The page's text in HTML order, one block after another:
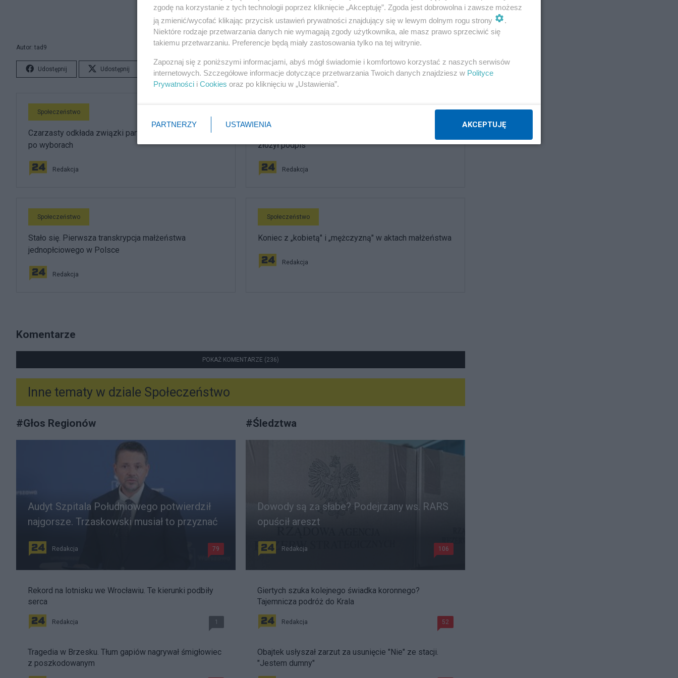
Autor: tad9
Udostępnij Udostępnij Lubię to! Skomentuj 236 Obserwuj notkę
Społeczeństwo
Czarzasty odkłada związki partnerskie. Ustawa wróci
po wyborach
Redakcja
złożył podpis
Redakcja
Społeczeństwo
Stało się. Pierwsza transkrypcja małżeństwa
jednopłciowego w Polsce
Redakcja
Społeczeństwo
Koniec z „kobietą" i „mężczyzną" w aktach małżeństwa
Redakcja
Komentarze
POKAŻ KOMENTARZE (236)
Inne tematy w dziale Społeczeństwo
#Głos Regionów
Audyt Szpitala Południowego potwierdził
najgorsze. Trzaskowski musiał to przyznać
Redakcja 79
Rekord na lotnisku we Wrocławiu. Te kierunki podbiły
serca
Redakcja 1
Tragedia w Brzesku. Tłum gapiów nagrywał śmigłowiec
z poszkodowanym
#Śledztwa
Dowody są za słabe? Podejrzany ws. RARS
opuścił areszt
Redakcja 106
Giertych szuka kolejnego świadka koronnego?
Tajemnicza podróż do Krala
Redakcja 52
Obajtek usłyszał zarzut za usunięcie "Nie" ze stacji.
"Jestem dumny"
zgodę na korzystanie z tych technologii poprzez kliknięcie „Akceptuję”. Zgoda jest dobrowolna i zawsze możesz
ją zmienić/wycofać klikając przycisk ustawień prywatności znajdujący się w lewym dolnym rogu strony
.
Niektóre rodzaje przetwarzania danych nie wymagają zgody użytkownika, ale masz prawo sprzeciwić się
takiemu przetwarzaniu. Preferencje będą miały zastosowania tylko na tej witrynie.
Zapoznaj się z poniższymi informacjami, abyś mógł świadomie i komfortowo korzystać z naszych serwisów
internetowych. Szczegółowe informacje dotyczące przetwarzania Twoich danych znajdziesz w Polityce
Prywatności i Cookies oraz po kliknięciu w „Ustawienia”.
PARTNERZY USTAWIENIA AKCEPTUJĘ